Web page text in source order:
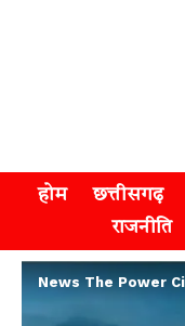
होम छत्तीसगढ़
राजनीति
News The Power